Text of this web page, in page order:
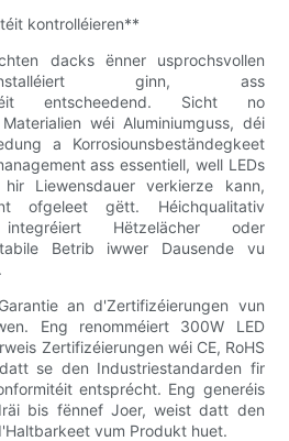
kontrolléieren**
dacks ënner usprochsvollen
installéiert ginn, ass
entscheedend. Sicht no
wéi Aluminiumguss, déi
a Korrosiounsbeständegkeet
ass essentiell, well LEDs
Liewensdauer verkierze kann,
ofgeleet gëtt. Héichqualitativ
Hëtzelächer oder
Betrib iwwer Dausende vu
an d'Zertifizéierungen vun
Eng renomméiert 300W LED
Zertifizéierungen wéi CE, RoHS
se den Industriestandarden fir
entsprécht. Eng generéis
bis fënnef Joer, weist datt den
vum Produkt huet.